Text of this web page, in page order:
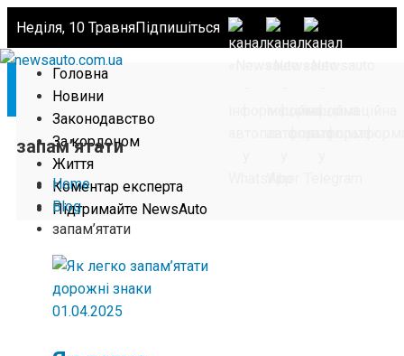
Неділя, 10 ТравняПідпишіться
Головна
Новини
Законодавство
За кордоном
Життя
Коментар експерта
Підтримайте NewsAuto
запам’ятати
Home
Blog
запам’ятати
01.04.2025